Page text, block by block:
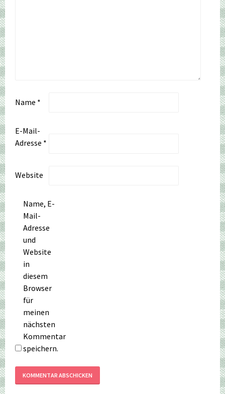
Name *
E-Mail-
Adresse *
Website
Name, E-
Mail-
Adresse
und
Website
in
diesem
Browser
für
meinen
nächsten
Kommentar
speichern.